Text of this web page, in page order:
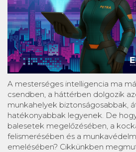
A mesterséges intelligencia ma
csendben, a háttérben dolgozik
munkahelyek biztonságosabbak,
hatékonyabbak legyenek. De
balesetek megelőzésében, a
felismerésében és a
emelésében? Cikkünkben